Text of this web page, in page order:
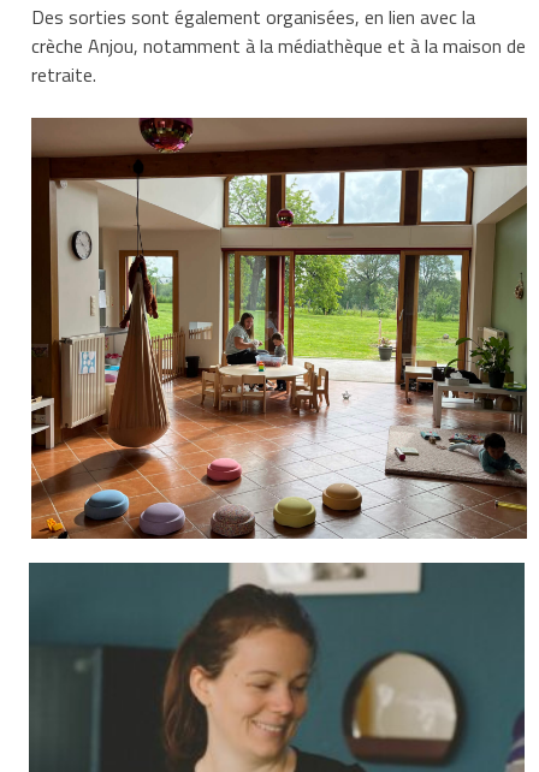
Des sorties sont également organisées, en lien avec la
crèche Anjou, notamment à la médiathèque et à la maison de
retraite.